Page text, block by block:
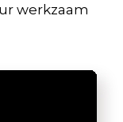
werkzaam